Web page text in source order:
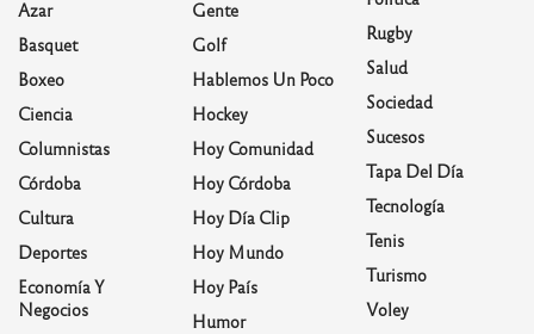
Azar
Basquet
Boxeo
Ciencia
Columnistas
Córdoba
Cultura
Deportes
Economía Y
Negocios
Gente
Golf
Hablemos Un Poco
Hockey
Hoy Comunidad
Hoy Córdoba
Hoy Día Clip
Hoy Mundo
Hoy País
Humor
Rugby
Salud
Sociedad
Sucesos
Tapa Del Día
Tecnología
Tenis
Turismo
Voley